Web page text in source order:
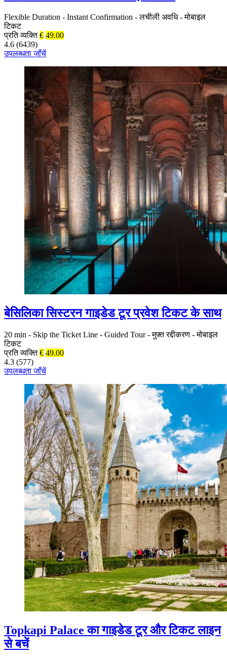
Flexible Duration - Instant Confirmation - लचीली अवधि - मोबाइल
टिकट
प्रति व्यक्ति € 49.00
4.6 (6439)
उपलब्धता जाँचें
बेसिलिका सिस्टरन गाइडेड टूर प्रवेश टिकट के साथ
20 min - Skip the Ticket Line - Guided Tour - मुफ़्त रद्दीकरण - मोबाइल
टिकट
प्रति व्यक्ति € 49.00
4.3 (577)
उपलब्धता जाँचें
Topkapi Palace का गाइडेड टूर और टिकट लाइन
से बचें